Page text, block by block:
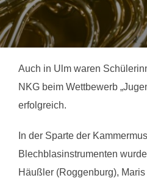
Auch in Ulm waren
NKG beim Wettbewerb
erfolgreich.
In der Sparte der
Blechblasinstrumenten
Häußler (Roggenburg),